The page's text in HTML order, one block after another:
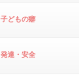
子どもの癖
発達・安全